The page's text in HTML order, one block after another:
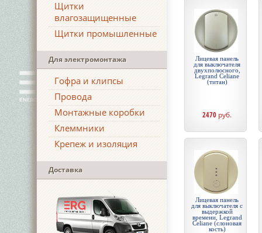
Щитки
влагозащищенные
Щитки промышленные
Для электромонтажа
Гофра и клипсы
Провода
Монтажные коробки
Клеммники
Крепеж и изоляция
Доставка
Лицевая панель
для выключателя
двухполюсного,
Legrand Celiane
(титан)
2470 руб.
Лицевая панель
для выключателя с
выдержкой
времени, Legrand
Celiane (слоновая
кость)